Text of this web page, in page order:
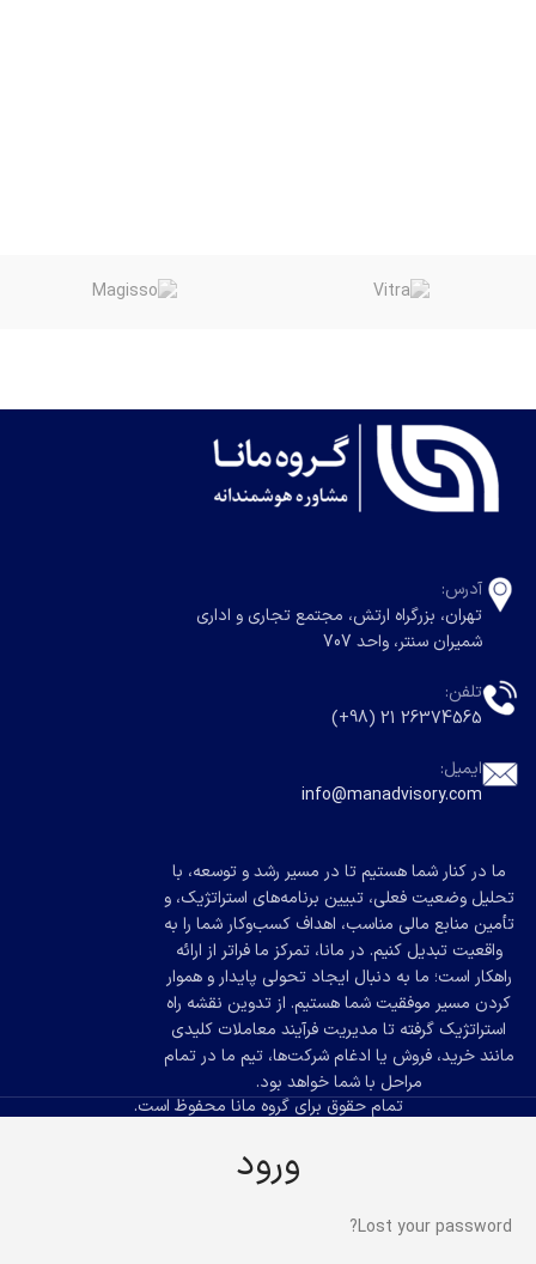
آدرس:
تهران، بزرگراه ارتش، مجتمع تجاری و اداری
شمیران سنتر، واحد 707
تلفن:
26374565 21 (98+)
ایمیل:
info@manadvisory.com
ما در کنار شما هستیم تا در مسیر رشد و توسعه، با
تحلیل وضعیت فعلی، تبیین برنامه‌های استراتژیک، و
تأمین منابع مالی مناسب، اهداف کسب‌وکار شما را به
واقعیت تبدیل کنیم. در مانا، تمرکز ما فراتر از ارائه
راهکار است؛ ما به دنبال ایجاد تحولی پایدار و هموار
کردن مسیر موفقیت شما هستیم. از تدوین نقشه راه
استراتژیک گرفته تا مدیریت فرآیند معاملات کلیدی
مانند خرید، فروش یا ادغام شرکت‌ها، تیم ما در تمام
مراحل با شما خواهد بود.
تمام حقوق برای گروه مانا محفوظ است.
ورود
Lost your password?